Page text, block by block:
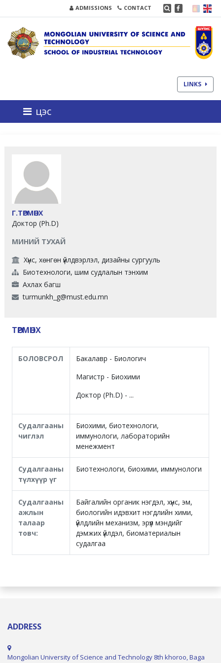
ADMISSIONS CONTACT
LINKS
цэс
Г.ТӨРМӨНХ
Доктор (Ph.D)
МИНИЙ ТУХАЙ
Хүнс, хөнгөн үйлдвэрлэл, дизайны сургууль
Биотехнологи, шим судлалын тэнхим
Ахлах багш
turmunkh_g@must.edu.mn
ТӨРМӨНХ
БОЛОВСРОЛ
Бакалавр - Биологич
Магистр - Биохими
Доктор (Ph.D) - ...
Судалгааны
чиглэл
Биохими, биотехнологи,
иммунологи, лабораторийн
менежмент
Судалгааны
түлхүүр үг
Биотехнологи, биохими, иммунологи
Судалгааны
ажлын
талаар
товч:
Байгалийн органик нэгдэл, хүнс, эм,
биологийн идэвхит нэгдлийн хими,
үйлдлийн механизм, эрүүл мэндийг
дэмжих үйлдэл, биоматериалын
судалгаа
ADDRESS
Mongolian University of Science and Technology 8th khoroo, Baga